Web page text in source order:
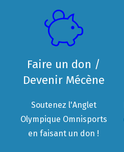
Faire un don /
Devenir Mécène
Soutenez l'Anglet
Olympique Omnisports
en faisant un don !